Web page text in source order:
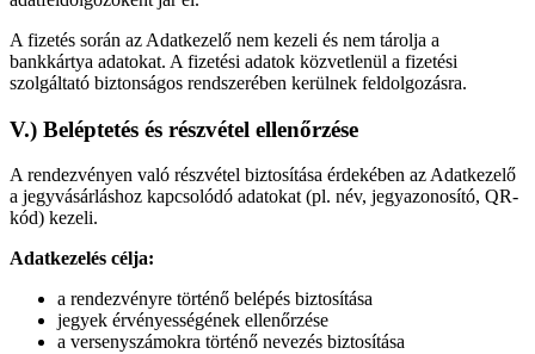
A fizetés során az Adatkezelő nem kezeli és nem tárolja a
bankkártya adatokat. A fizetési adatok közvetlenül a fizetési
szolgáltató biztonságos rendszerében kerülnek feldolgozásra.
V.) Beléptetés és részvétel ellenőrzése
A rendezvényen való részvétel biztosítása érdekében az Adatkezelő
a jegyvásárláshoz kapcsolódó adatokat (pl. név, jegyazonosító, QR-
kód) kezeli.
Adatkezelés célja:
a rendezvényre történő belépés biztosítása
jegyek érvényességének ellenőrzése
a versenyszámokra történő nevezés biztosítása